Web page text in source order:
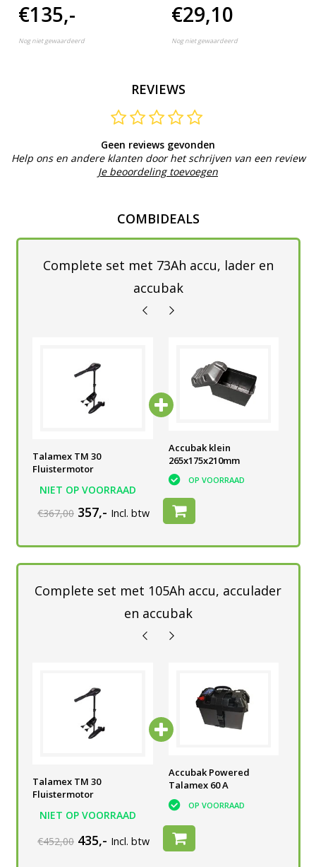
€135,-
Nog niet gewaardeerd
€29,10
Nog niet gewaardeerd
REVIEWS
Geen reviews gevonden
Help ons en andere klanten door het schrijven van een review
Je beoordeling toevoegen
COMBIDEALS
Complete set met 73Ah accu, lader en
accubak
Talamex TM 30
Fluistermotor
NIET OP VOORRAAD
OP VOORRAAD
Accubak klein
265x175x210mm
OP VOORRAAD
€367,00 357,- Incl. btw
Complete set met 105Ah accu, acculader
en accubak
Talamex TM 30
Fluistermotor
NIET OP VOORRAAD
voor elektrische
buitenboordmotor
OP VOORRAAD
Accubak Powered
Talamex 60 A
OP VOORRAAD
€452,00 435,- Incl. btw